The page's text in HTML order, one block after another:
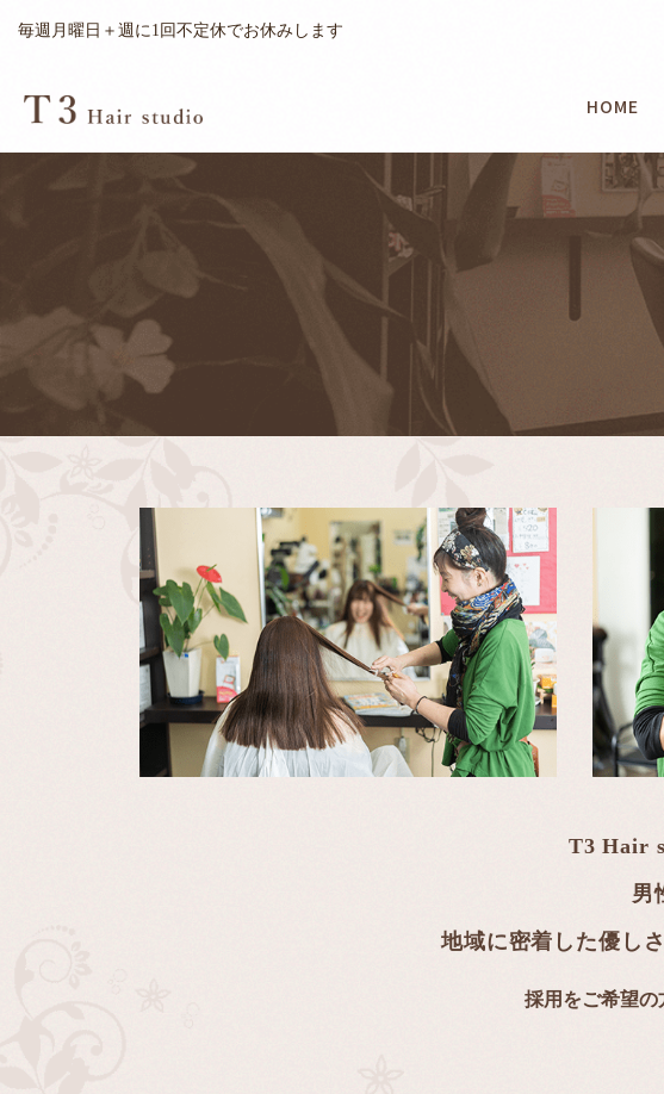
毎週月曜日＋週に1回不定休でお休みします
HOME
T3 Hair
男
地域に密着した優し
採用をご希望の